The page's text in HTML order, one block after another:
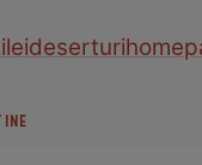
deserturi